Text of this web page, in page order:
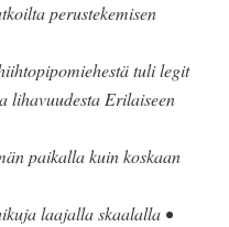
perustekemisen
tuli legit
lihavuudesta Erilaiseen
paikalla kuin koskaan
laajalla skaalalla •